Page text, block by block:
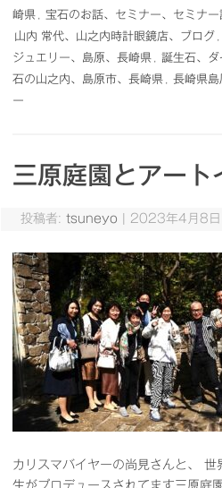
崎県
宝石のお話、セミナー、セミナ
山内 常代、山之内時計眼鏡店、ブログ
ジュエリー、島原、長崎県
誕生石、ダ
石の山之内、島原市、長崎県
長崎県島
ー
三原庭園とアート
投稿者: tsuneyo 2023年4月8日
カリスマバイヤーの尚見さんと、
生がプロデュースされてます三原庭